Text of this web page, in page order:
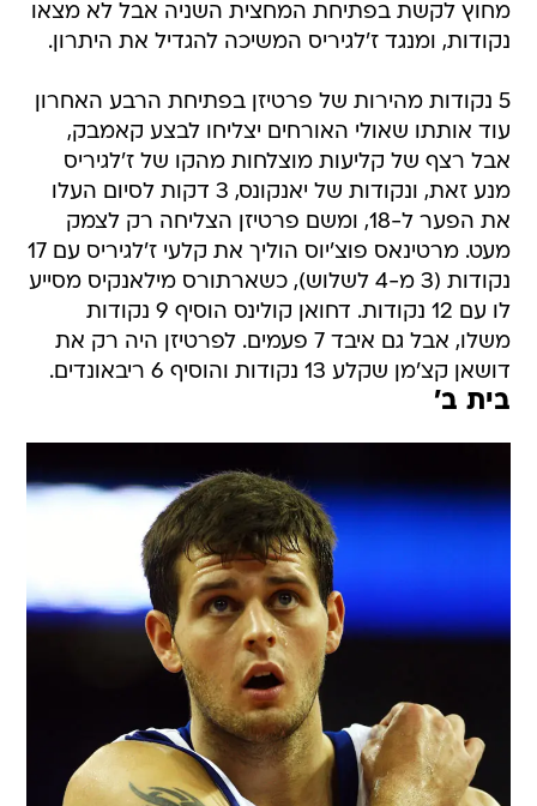
מחוץ לקשת בפתיחת המחצית השניה אבל לא מצאו
נקודות, ומנגד ז'לגיריס המשיכה להגדיל את היתרון.
5 נקודות מהירות של פרטיזן בפתיחת הרבע האחרון
עוד אותתו שאולי האורחים יצליחו לבצע קאמבק,
אבל רצף של קליעות מוצלחות מהקו של ז'לגיריס
מנע זאת, ונקודות של יאנקונס, 3 דקות לסיום העלו
את הפער ל-18, ומשם פרטיזן הצליחה רק לצמק
מעט. מרטינאס פוצ'יוס הוליך את קלעי ז'לגיריס עם 17
נקודות (3 מ-4 לשלוש), כשארתורס מילאנקיס מסייע
לו עם 12 נקודות. דחואן קולינס הוסיף 9 נקודות
משלו, אבל גם איבד 7 פעמים. לפרטיזן היה רק את
דושאן קצ'מן שקלע 13 נקודות והוסיף 6 ריבאונדים.
בית ב'